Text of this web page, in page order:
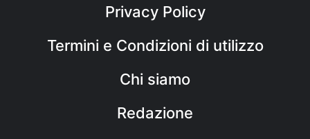
Privacy Policy
Termini e Condizioni di utilizzo
Chi siamo
Redazione